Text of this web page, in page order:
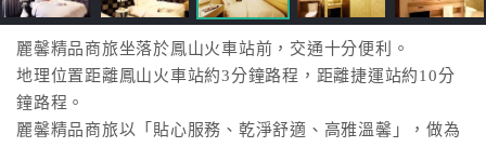
店
訂
房
HOT
麗馨精品商旅坐落於鳳山火車站前，交通十分便利。
地理位置距離鳳山火車站約3分鐘路程，距離捷運站約10分
鐘路程。
麗馨精品商旅以「貼心服務、乾淨舒適、高雅溫馨」，做為